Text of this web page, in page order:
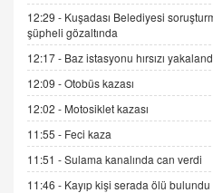
İNCİ GÜL AKÖL
Trump Keşke
06.07.2026 13:00
ADEM AKÖL
Esed
Sednaya
11.12.2024 12:30
12:29 - Kuşadası Belediyesi
şüpheli gözaltında
12:17 - Baz istasyonu hırsızı
12:09 -Otobüs kazası
12:02 - Motosiklet kazası
11:55 - Feci kaza
11:51 -Sulama kanalında can verdi
11:46 - Kayıp kişi serada ölü bulundu